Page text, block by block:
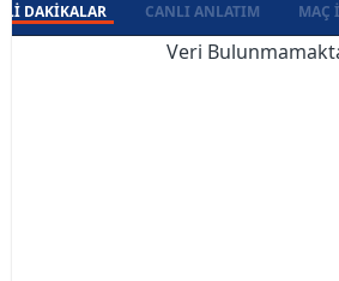
DAKIKALAR CANLI ANLATIM MAÇ
Veri